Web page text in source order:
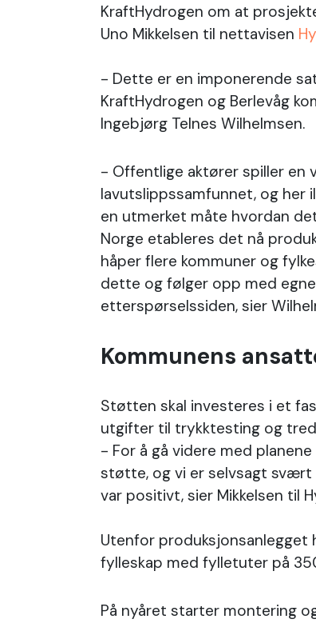
KraftHydrogen om at
Uno Mikkelsen til nettavisen
- Dette er en imponerende
KraftHydrogen og Berlevåg
Ingebjørg Telnes Wilhelmsen.
- Offentlige aktører spiller en
lavutslippssamfunnet, og her
en utmerket måte hvordan
Norge etableres det nå
håper flere kommuner og
dette og følger opp med
etterspørselssiden, sier
Kommunens
Støtten skal investeres i et
utgifter til trykktesting og
- For å gå videre med
støtte, og vi er selvsagt svært
var positivt, sier Mikkelsen til
Utenfor produksjonsanlegget
fylleskap med fylletuter på
På nyåret starter montering